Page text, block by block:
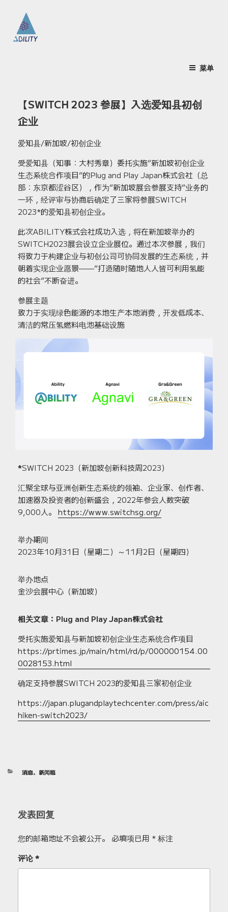
菜单
【SWITCH 2023 参展】入选爱知县初创
企业
爱知县/新加坡/初创企业
受爱知县（知事：大村秀章）委托实施”新加坡初创企业
生态系统合作项目”的Plug and Play Japan株式会社（总
部：东京都涩谷区），作为”新加坡展会参展支持”业务的
一环，经评审与协商后确定了三家将参展SWITCH
2023*的爱知县初创企业。
此次ABILITY株式会社成功入选，将在新加坡举办的
SWITCH2023展会设立企业展位。通过本次参展，我们
将致力于构建企业与初创公司可协同发展的生态系统，并
朝着实现企业愿景——”打造随时随地人人皆可利用氢能
的社会”不断奋进。
参展主题
致力于实现绿色能源的本地生产本地消费，开发低成本、
清洁的常压氢燃料电池基础设施
*SWITCH 2023（新加坡创新科技周2023）
汇聚全球与亚洲创新生态系统的领袖、企业家、创作者、
加速器及投资者的创新盛会，2022年参会人数突破
9,000人。
https://www.switchsg.org/
举办期间
2023年10月31日（星期二）～11月2日（星期四）
举办地点
金沙会展中心（新加坡）
相关文章：Plug and Play Japan株式会社
受托实施爱知县与新加坡初创企业生态系统合作项目
https://prtimes.jp/main/html/rd/p/000000154.00
0028153.html
确定支持参展SWITCH 2023的爱知县三家初创企业
https://japan.plugandplaytechcenter.com/press/aic
hiken-switch2023/
分
消息、 新闻稿
发表回复
您的邮箱地址不会被公开。 必填项已用 *标注
评论*